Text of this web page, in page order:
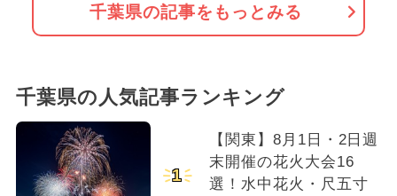
千葉県の記事をもっとみる
千葉県の人気記事ランキング
1
【関東】8月1日・2日週
末開催の花火大会16
選！水中花火・尺五寸